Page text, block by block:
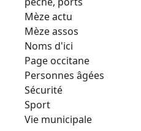
Mèze actu
Mèze assos
Noms d'ici
Page occitane
Personnes âgées
Sécurité
Sport
Vie municipale